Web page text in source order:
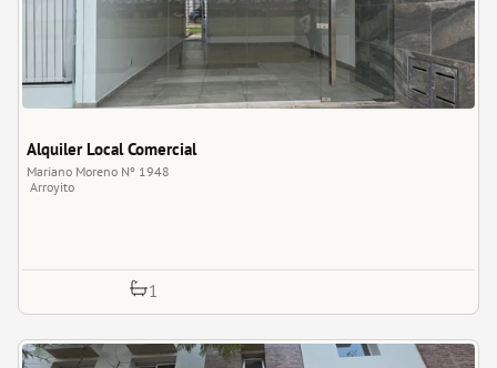
Alquiler Local Comercial
Mariano Moreno Nº 1948
Arroyito
1